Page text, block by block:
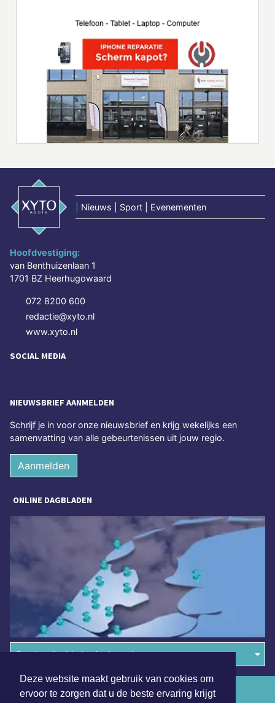
Deze website maakt gebruik van cookies om
ervoor te zorgen dat u de beste ervaring krijgt
Nieuws | Sport | Evenementen
Hoofdvestiging:
van Benthuizenlaan 1
1701 BZ Heerhugowaard
072 8200 600
redactie@xyto.nl
www.xyto.nl
SOCIAL MEDIA
NIEUWSBRIEF AANMELDEN
Schrijf je in voor onze nieuwsbrief en krijg wekelijks een
samenvatting van alle gebeurtenissen uit jouw regio.
Aanmelden
ONLINE DAGBLADEN
Overige dagbladen in de regio
Algemene voorwaarden